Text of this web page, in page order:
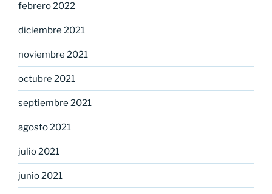
febrero 2022
diciembre 2021
noviembre 2021
octubre 2021
septiembre 2021
agosto 2021
julio 2021
junio 2021